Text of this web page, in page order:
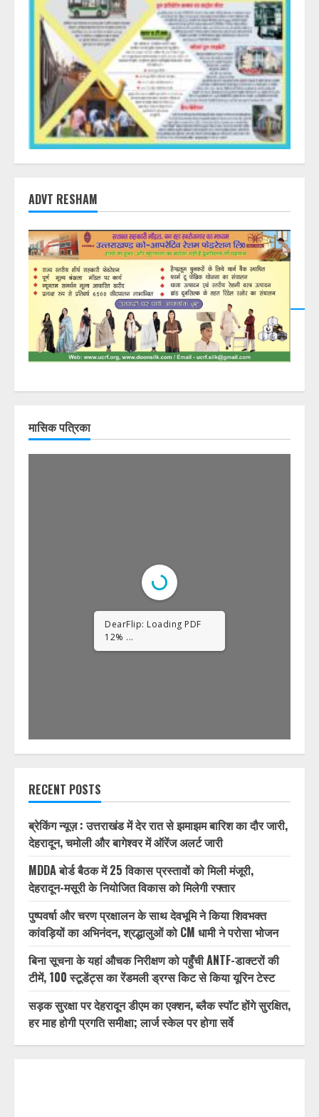
ADVT RESHAM
मासिक पत्रिका
DearFlip: Loading PDF
23% ...
RECENT POSTS
ब्रेकिंग न्यूज़ : उत्तराखंड में देर रात से झमाझम बारिश का दौर जारी,
देहरादून, चमोली और बागेश्वर में ऑरेंज अलर्ट जारी
MDDA बोर्ड बैठक में 25 विकास प्रस्तावों को मिली मंजूरी,
देहरादून-मसूरी के नियोजित विकास को मिलेगी रफ्तार
पुष्पवर्षा और चरण प्रक्षालन के साथ देवभूमि ने किया शिवभक्त
कांवड़ियों का अभिनंदन, श्रद्धालुओं को CM धामी ने परोसा भोजन